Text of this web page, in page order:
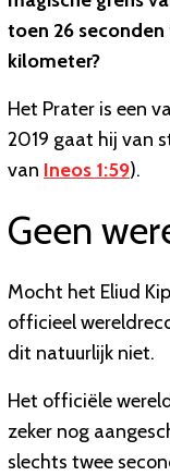
toen 26
kilometer?
Het Prater is een
2019 gaat hij van
van Ineos 1:59).
Geen
Mocht het Eliud
officieel
dit natuurlijk niet.
Het officiële
zeker nog
slechts twee